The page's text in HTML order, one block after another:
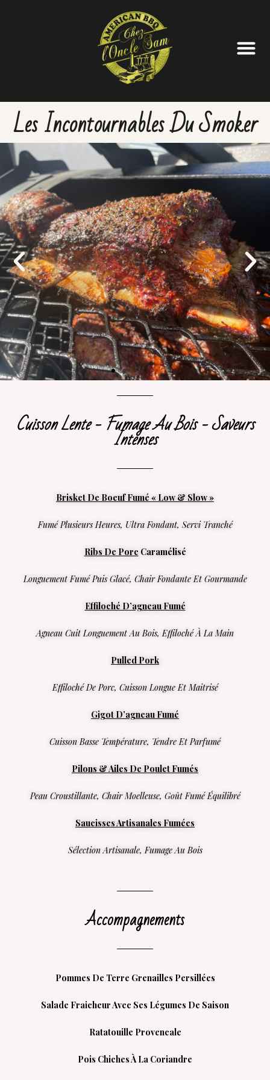
Les Incontournables Du Smoker
Cuisson Lente - Fumage Au Bois - Saveurs
Intenses
Brisket De Boeuf Fumé « Low & Slow »
Fumé Plusieurs Heures, Ultra Fondant, Servi Tranché
Ribs De Porc Caramélisé
Longuement Fumé Puis Glacé, Chair Fondante Et Gourmande
Effiloché D’agneau Fumé
Agneau Cuit Longuement Au Bois, Effiloché À La Main
Pulled Pork
Effiloché De Porc, Cuisson Longue Et Maitrisé
Gigot D’agneau Fumé
Cuisson Basse Température, Tendre Et Parfumé
Pilons & Ailes De Poulet Fumés
Peau Croustillante, Chair Moelleuse, Goût Fumé Équilibré
Saucisses Artisanales Fumées
Sélection Artisanale, Fumage Au Bois
Accompagnements
Pommes De Terre Grenailles Persillées
Salade Fraicheur Avec Ses Légumes De Saison
Ratatouille Provencale
Pois Chiches À La Coriandre